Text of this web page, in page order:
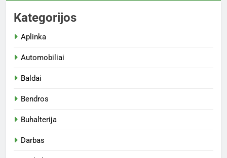
Kategorijos
Aplinka
Automobiliai
Baldai
Bendros
Buhalterija
Darbas